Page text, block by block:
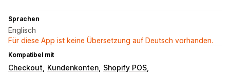
Sprachen
Englisch
Für diese App ist keine Übersetzung auf Deutsch vorhanden.
Kompatibel mit
Checkout Kundenkonten Shopify POS